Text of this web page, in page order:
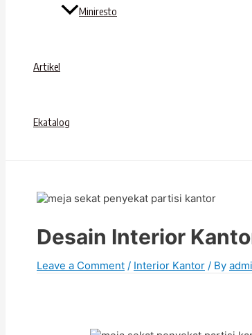
Miniresto
Artikel
Ekatalog
Desain Interior
Leave a Comment / Interior Kantor / By